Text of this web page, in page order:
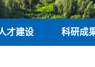
才建设 科研成